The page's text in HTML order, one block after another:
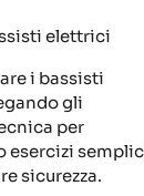
elettrici
i bassisti
gli
per
esercizi
sicurezza.